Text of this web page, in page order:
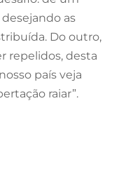
as
Do outro,
repelidos, desta
país veja
raiar”.